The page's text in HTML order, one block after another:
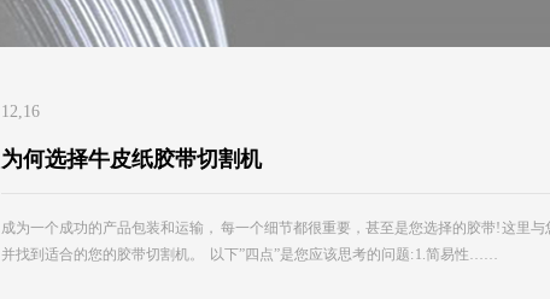
12,16
为何选择牛皮纸胶带切割机
成为一个成功的产品包装和运输， 每一个细节都很重要，甚至是您选择的胶带! 这里
并找到适合的您的胶带切割机。 以下”四点”是您应该思考的问题: 1.简易性……